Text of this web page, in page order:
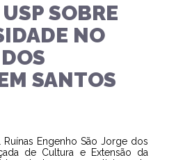
SOBRE
NO
SANTOS
Engenho São Jorge dos
de Cultura e Extensão da